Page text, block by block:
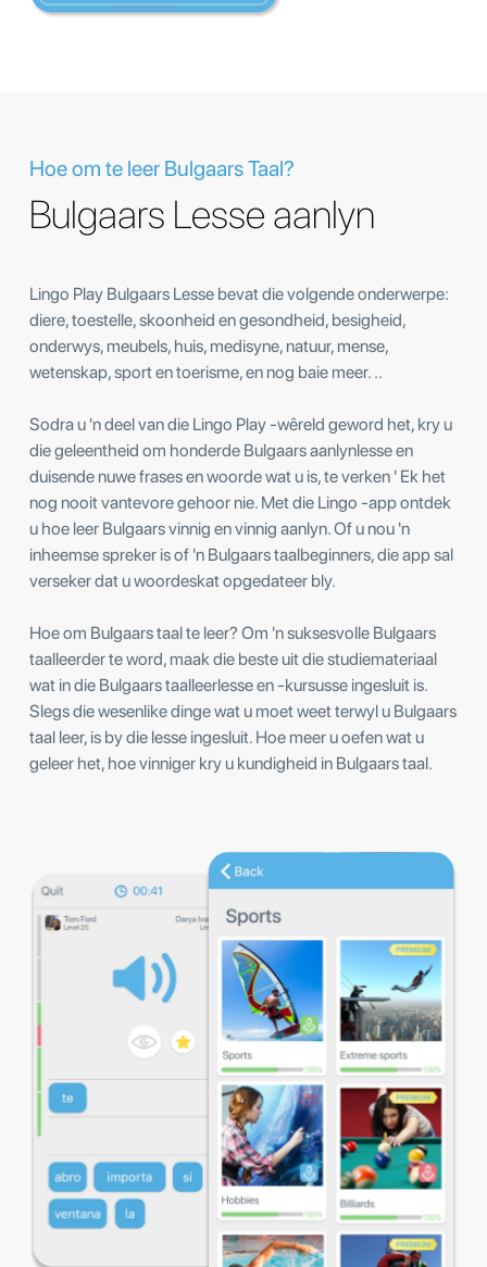
Hoe om te leer Bulgaars Taal?
Bulgaars Lesse aanlyn
Lingo Play Bulgaars Lesse bevat die volgende onderwerpe:
diere, toestelle, skoonheid en gesondheid, besigheid,
onderwys, meubels, huis, medisyne, natuur, mense,
wetenskap, sport en toerisme, en nog baie meer. ..
Sodra u 'n deel van die Lingo Play -wêreld geword het, kry u
die geleentheid om honderde Bulgaars aanlynlesse en
duisende nuwe frases en woorde wat u is, te verken ' Ek het
nog nooit vantevore gehoor nie. Met die Lingo -app ontdek
u hoe leer Bulgaars vinnig en vinnig aanlyn. Of u nou 'n
inheemse spreker is of 'n Bulgaars taalbeginners, die app sal
verseker dat u woordeskat opgedateer bly.
Hoe om Bulgaars taal te leer? Om 'n suksesvolle Bulgaars
taalleerder te word, maak die beste uit die studiemateriaal
wat in die Bulgaars taalleerlesse en -kursusse ingesluit is.
Slegs die wesenlike dinge wat u moet weet terwyl u Bulgaars
taal leer, is by die lesse ingesluit. Hoe meer u oefen wat u
geleer het, hoe vinniger kry u kundigheid in Bulgaars taal.